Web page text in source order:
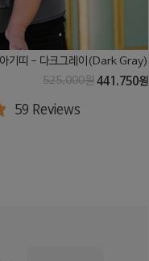
기띠 - 다크그레이(Dark Gray)
525,000원 441,750원
59 Reviews